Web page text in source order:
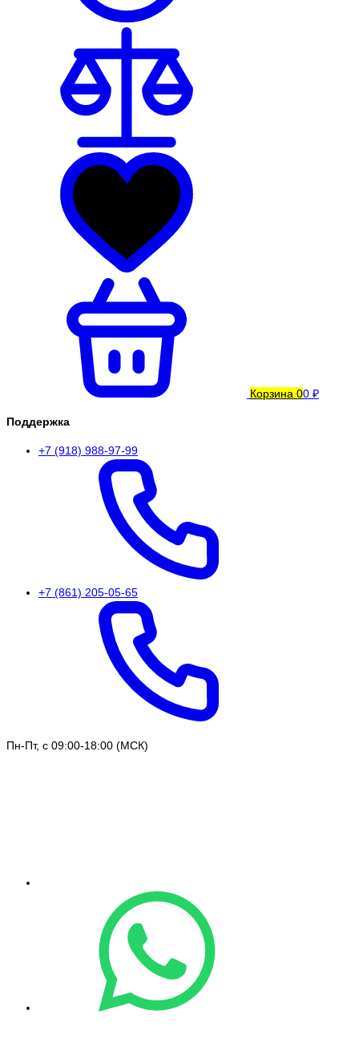
Корзина 00 ₽
Поддержка
+7 (918) 988-97-99
+7 (861) 205-05-65
Пн-Пт, с 09:00-18:00 (МСК)